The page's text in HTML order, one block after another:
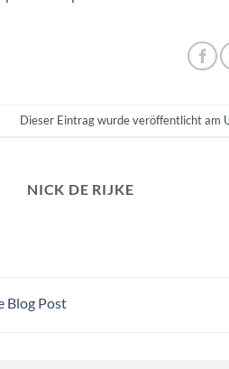
Dieser Eintrag wurde veröffentlicht am
NICK DE RIJKE
Blog Post